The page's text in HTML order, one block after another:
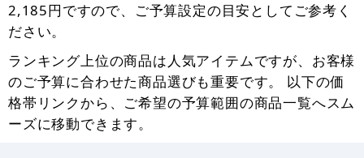
2,185円ですので、ご予算設定の目安としてご参考く
ださい。
ランキング上位の商品は人気アイテムですが、お客様
のご予算に合わせた商品選びも重要です。 以下の価
格帯リンクから、ご希望の予算範囲の商品一覧へスム
ーズに移動できます。